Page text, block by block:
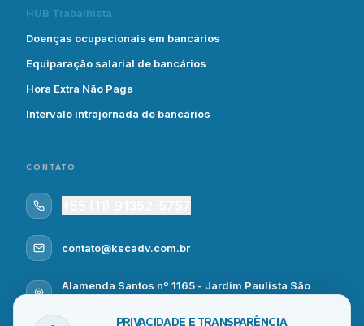
HUB Trabalhista
Doenças ocupacionais em bancários
Equiparação salarial de bancários
Hora Extra Não Paga
Intervalo intrajornada de bancários
CONTATO
contato@kscadv.com.br
Alamenda Santos nº 1165 - Jardim Paulista São
PRIVACIDADE E TRANSPARÊNCIA